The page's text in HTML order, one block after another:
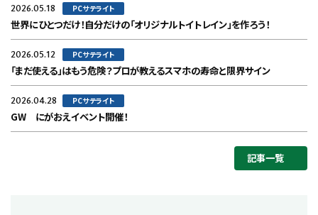
2026.05.18 PCサテライト
世界にひとつだけ！自分だけの「オリジナルトイトレイン」を作ろう！
2026.05.12 PCサテライト
「まだ使える」はもう危険？プロが教えるスマホの寿命と限界サイン
2026.04.28 PCサテライト
GW にがおえイベント開催！
記事一覧